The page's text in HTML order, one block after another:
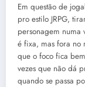
Em questão de
pro estilo JRPG,
personagem numa
é fixa, mas fora no
que o foco fica
vezes que não dá
quando se passa